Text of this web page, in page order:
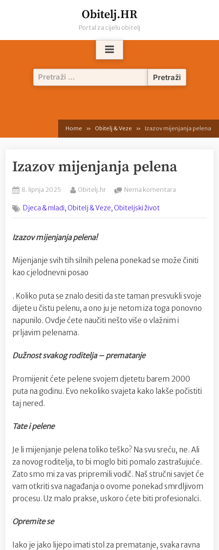
Obitelj.HR
Portal za cijelu obitelj
Pretraži:
Home Obitelj & Veze Izazov mijenjanja pelena
Izazov mijenjanja pelena
Posted
8. lipnja 2025 By
Obitelj.hr Nema komentara
pelena
Djeca & mladi,Obitelj & Veze,Obiteljski život
Izazov mijenjanja pelena!
Mijenjanje svih tih silnih pelena ponekad se može činiti
kao cjelodnevni posao
. Koliko puta se znalo desiti da ste taman presvukli svoje
dijete u čistu pelenu, a ono ju je netom iza toga ponovno
napunilo. Ovdje ćete naučiti nešto više o vlažnim i
prljavim pelenama.
Dužnost svakog roditelja – prematanje
Promijenit ćete pelene svojem djetetu barem 2000
puta na godinu. Evo nekoliko svajeta kako lakše počistiti
taj nered.
Tate i pelene
Je li mijenjanje pelena toliko teško? Na svu sreću, ne. Ali
za novog roditelja, to bi moglo biti pomalo zastrašujuće.
Zato smo mi za vas pripremili vodič. Naš stručni savjet će
vam otkriti sva nagađanja o ovome ponekad smrdljivom
procesu. Uz malo prakse, uskoro ćete biti profesionalci.
Opremite se
Iako je jako lijepo imati stol za prematanje, svaka ravna